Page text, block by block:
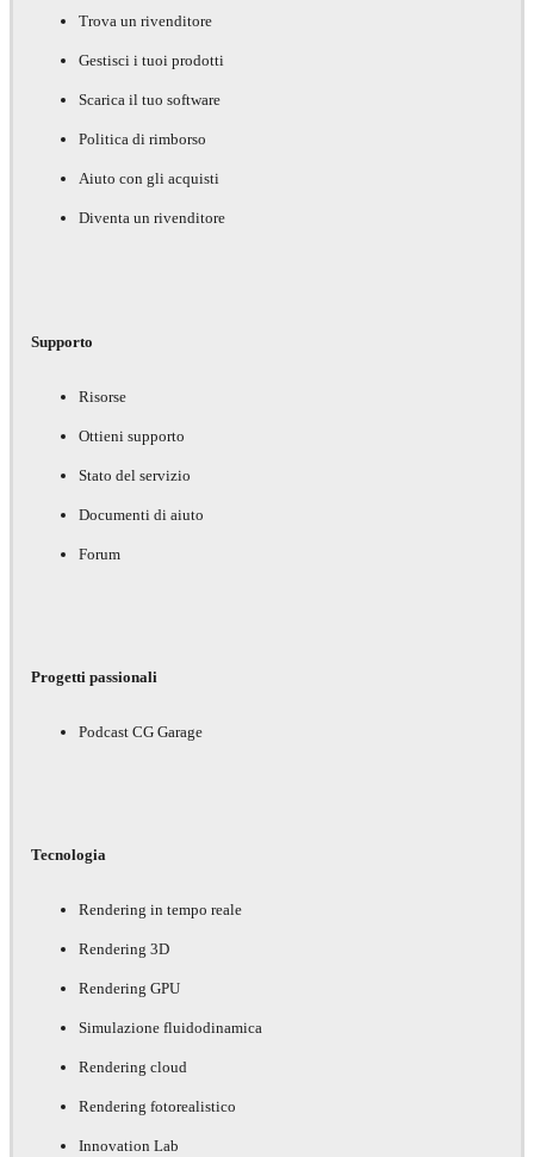
Trova un rivenditore
Gestisci i tuoi prodotti
Scarica il tuo software
Politica di rimborso
Aiuto con gli acquisti
Diventa un rivenditore
Supporto
Risorse
Ottieni supporto
Stato del servizio
Documenti di aiuto
Forum
Progetti passionali
Podcast CG Garage
Tecnologia
Rendering in tempo reale
Rendering 3D
Rendering GPU
Simulazione fluidodinamica
Rendering cloud
Rendering fotorealistico
Innovation Lab